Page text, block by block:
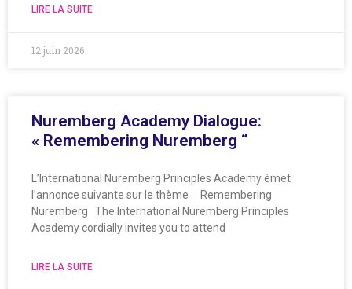
LIRE LA SUITE
12 juin 2026
Nuremberg Academy Dialogue:
« Remembering Nuremberg “
L’International Nuremberg Principles Academy émet
l’annonce suivante sur le thème : Remembering
Nuremberg The International Nuremberg Principles
Academy cordially invites you to attend
LIRE LA SUITE